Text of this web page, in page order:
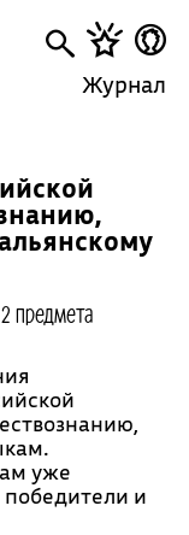
Журнал
предмета
уже
и